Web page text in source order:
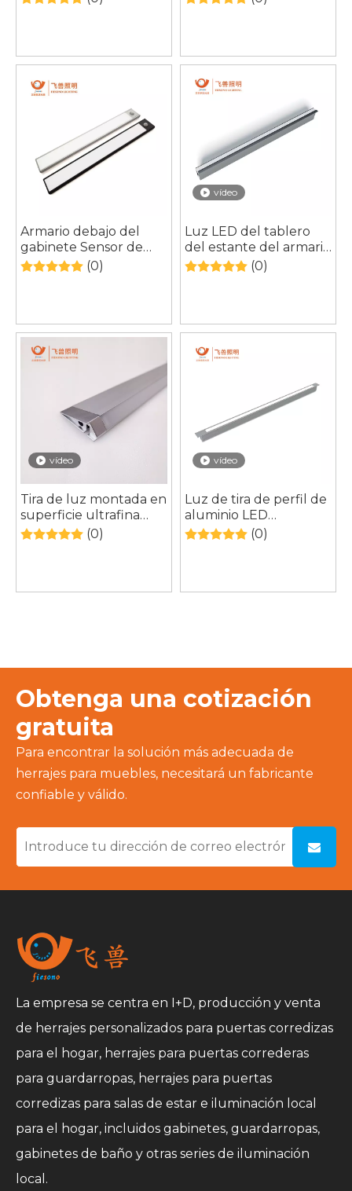
Armario debajo del
gabinete Sensor de
movimiento Led
(0)
vídeo
Luz LED del tablero
del estante del armario
del armario laminado
(0)
vídeo
Tira de luz montada en
superficie ultrafina
personalizada debajo
(0)
vídeo
Luz de tira de perfil de
aluminio LED
empotrada que cuida
(0)
Obtenga una cotización
gratuita
Para encontrar la solución más adecuada de
herrajes para muebles, necesitará un fabricante
confiable y válido.
La empresa se centra en I+D, producción y venta
de herrajes personalizados para puertas corredizas
para el hogar, herrajes para puertas correderas
para guardarropas, herrajes para puertas
corredizas para salas de estar e iluminación local
para el hogar, incluidos gabinetes, guardarropas,
gabinetes de baño y otras series de iluminación
local.